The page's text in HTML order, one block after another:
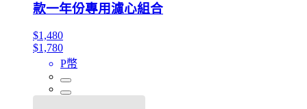
款一年份專用濾心組合
$1,480
$1,780
P幣